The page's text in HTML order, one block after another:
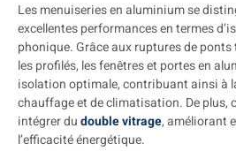
Les menuiseries en aluminium se
excellentes performances en termes
phonique. Grâce aux ruptures de
les profilés, les fenêtres et portes en
isolation optimale, contribuant ainsi à
chauffage et de climatisation. De plus,
intégrer dudouble vitrage, améliorant
l’efficacité énergétique.